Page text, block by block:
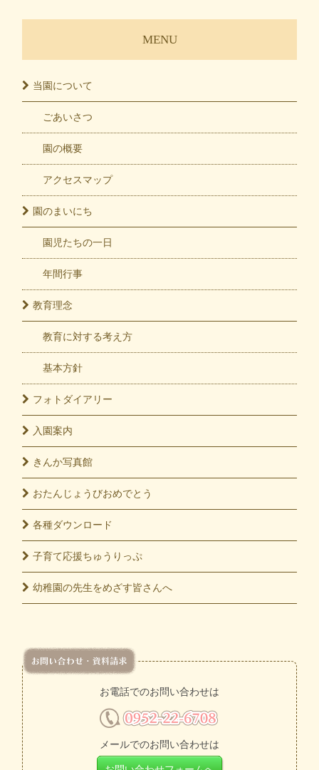
MENU
当園について
ごあいさつ
園の概要
アクセスマップ
園のまいにち
園児たちの一日
年間行事
教育理念
教育に対する考え方
基本方針
フォト ダイアリー
入園案内
きんか写真館
おたんじょうびおめでとう
各種ダウンロード
子育て応援ちゅうりっぷ
幼稚園の先生をめざす皆さんへ
お電話でのお問い合わせは
メールでのお問い合わせは